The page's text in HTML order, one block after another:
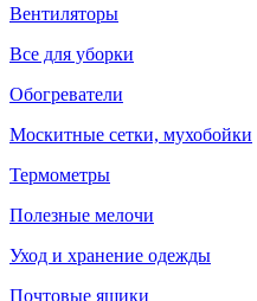
Вентиляторы
Все для уборки
Обогреватели
Москитные сетки, мухобойки
Термометры
Полезные мелочи
Уход и хранение одежды
Почтовые ящики